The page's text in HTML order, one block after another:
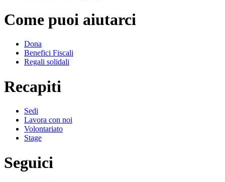
Come puoi aiutarci
Dona
Benefici Fiscali
Regali solidali
Recapiti
Sedi
Lavora con noi
Volontariato
Stage
Seguici